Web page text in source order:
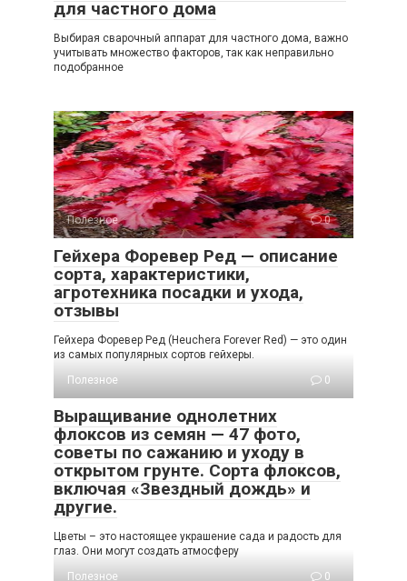
для частного дома
Выбирая сварочный аппарат для частного дома, важно
учитывать множество факторов, так как неправильно
подобранное
Полезное 0
Гейхера Форевер Ред — описание
сорта, характеристики,
агротехника посадки и ухода,
отзывы
Гейхера Форевер Ред (Heuchera Forever Red) — это один
из самых популярных сортов гейхеры.
Полезное
0
Выращивание однолетних
флоксов из семян — 47 фото,
советы по сажанию и уходу в
открытом грунте. Сорта флоксов,
включая «Звездный дождь» и
другие.
Цветы – это настоящее украшение сада и радость для
глаз. Они могут создать атмосферу
Полезное
0